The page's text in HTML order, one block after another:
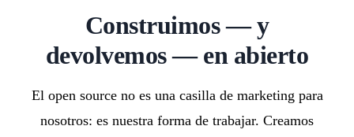
Construimos — y
devolvemos — en abierto
El open source no es una casilla de marketing para
nosotros: es nuestra forma de trabajar. Creamos